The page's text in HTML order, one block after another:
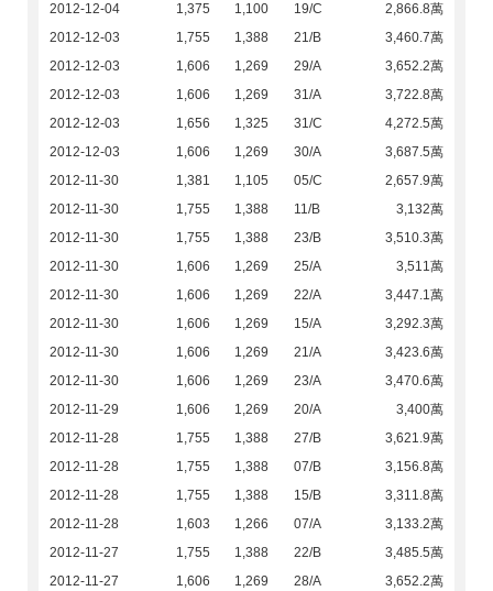
2012-12-04
1,375 1,100 19/C
2,866.8萬
2012-12-03
1,755 1,388 21/B
3,460.7萬
2012-12-03
1,606 1,269 29/A
3,652.2萬
2012-12-03
1,606 1,269 31/A
3,722.8萬
2012-12-03
1,656 1,325 31/C
4,272.5萬
2012-12-03
1,606 1,269 30/A
3,687.5萬
2012-11-30
1,381 1,105 05/C
2,657.9萬
2012-11-30
1,755 1,388 11/B
3,132萬
2012-11-30
1,755 1,388 23/B
3,510.3萬
2012-11-30
1,606 1,269 25/A
3,511萬
2012-11-30
1,606 1,269 22/A
3,447.1萬
2012-11-30
1,606 1,269 15/A
3,292.3萬
2012-11-30
1,606 1,269 21/A
3,423.6萬
2012-11-30
1,606 1,269 23/A
3,470.6萬
2012-11-29
1,606 1,269 20/A
3,400萬
2012-11-28
1,755 1,388 27/B
3,621.9萬
2012-11-28
1,755 1,388 07/B
3,156.8萬
2012-11-28
1,755 1,388 15/B
3,311.8萬
2012-11-28
1,603 1,266 07/A
3,133.2萬
2012-11-27
1,755 1,388 22/B
3,485.5萬
2012-11-27
1,606 1,269 28/A
3,652.2萬